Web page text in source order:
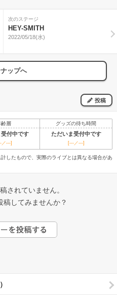
次のステージ
HEY-SMITH
2022/05/18(水)
ップへ
投稿
齢層 グッズの待ち時間
付中です ただいま受付中です
／---] [---／---]
したもので、実際のライブとは異なる場合があ
されていません。
稿してみませんか？